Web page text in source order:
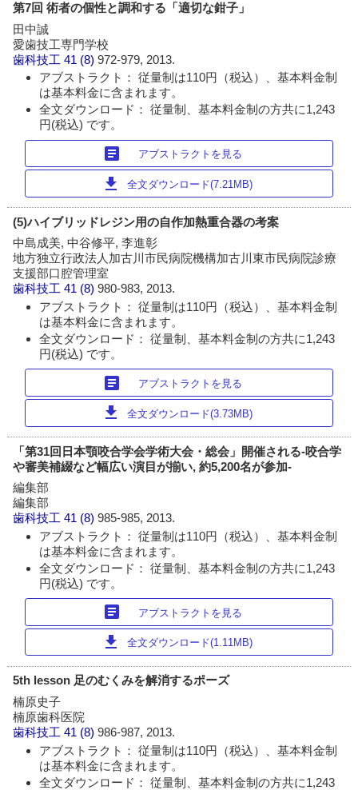
第7回 術者の個性と調和する「適切な鉗子」
田中誠
愛歯技工専門学校
歯科技工 41 (8)972-979, 2013.
アブストラクト： 従量制は110円（税込）、基本料金制
は基本料金に含まれます。
全文ダウンロード： 従量制、基本料金制の方共に1,243
円(税込) です。
article アブストラクトを見る
download 全文ダウンロード(7.21MB)
(5)ハイブリッドレジン用の自作加熱重合器の考案
中島成美, 中谷修平, 李進彰
地方独立行政法人加古川市民病院機構加古川東市民病院診療
支援部口腔管理室
歯科技工 41 (8)980-983, 2013.
アブストラクト： 従量制は110円（税込）、基本料金制
は基本料金に含まれます。
全文ダウンロード： 従量制、基本料金制の方共に1,243
円(税込) です。
article アブストラクトを見る
download 全文ダウンロード(3.73MB)
「第31回日本顎咬合学会学術大会・総会」開催される-咬合学
や審美補綴など幅広い演目が揃い, 約5,200名が参加-
編集部
編集部
歯科技工 41 (8)985-985, 2013.
アブストラクト： 従量制は110円（税込）、基本料金制
は基本料金に含まれます。
全文ダウンロード： 従量制、基本料金制の方共に1,243
円(税込) です。
article アブストラクトを見る
download 全文ダウンロード(1.11MB)
5th lesson 足のむくみを解消するポーズ
楠原史子
楠原歯科医院
歯科技工 41 (8)986-987, 2013.
アブストラクト： 従量制は110円（税込）、基本料金制
は基本料金に含まれます。
全文ダウンロード： 従量制、基本料金制の方共に1,243